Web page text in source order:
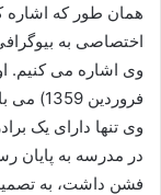
همان طور که اشاره
اختصاصی به
وی تنها دارای یک
در مدرسه به پایان
فشن داشت، به تصمیم